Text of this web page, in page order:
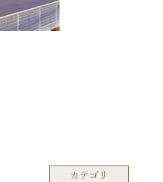
カテゴリ